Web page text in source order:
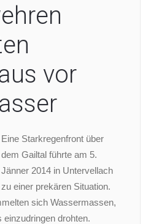
vor
Eine Starkregenfront über
dem Gailtal führte am 5.
Jänner 2014 in Untervellach
zu einer prekären Situation.
sich Wassermassen,
einzudringen drohten.